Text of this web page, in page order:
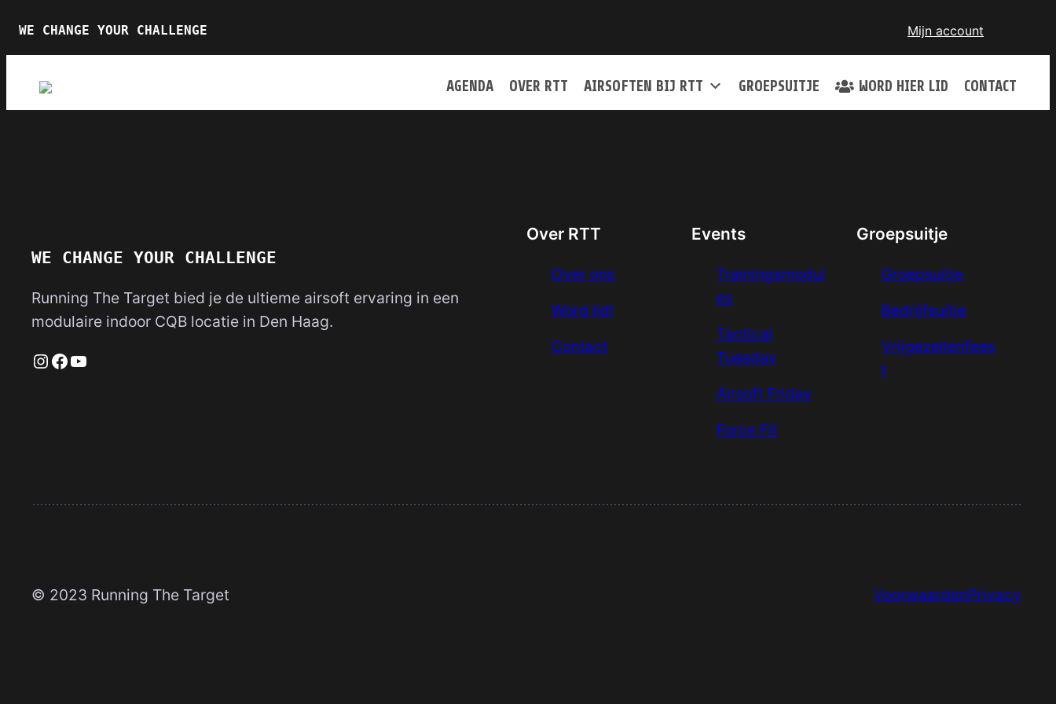
WE CHANGE YOUR CHALLENGE Mijn account
CONTACT
WORD HIER LID
GROEPSUITJE
AIRSOFTEN BIJ RTT
OVER RTT
AGENDA
WE CHANGE YOUR CHALLENGE
Running The Target bied je de ultieme airsoft ervaring in een
modulaire indoor CQB locatie in Den Haag.
Instagram Facebook YouTube
Over RTT
Over ons
Word lid!
Contact
Events
Trainingsmodul
es
Tactical
Tuesday
Airsoft Friday
Force Fit
Groepsuitje
Groepsuitje
Bedrijfsuitje
Vrijgezellenfees
t
© 2023 Running The Target VoorwaardenPrivacy